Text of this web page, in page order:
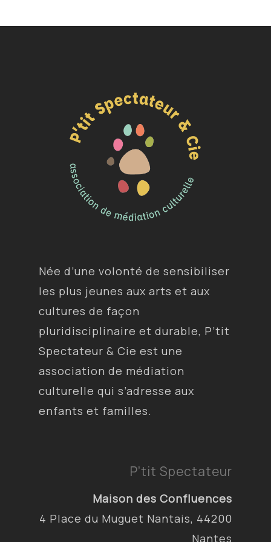
Née d’une volonté de sensibiliser
les plus jeunes aux arts et aux
cultures de façon
pluridisciplinaire et durable, P’tit
Spectateur & Cie est une
association de médiation
culturelle qui s’adresse aux
enfants et familles.
P’tit Spectateur
Maison des Confluences
4 Place du Muguet Nantais, 44200
Nantes